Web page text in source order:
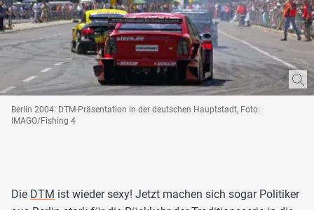
Berlin 2004: DTM-Präsentation in der deutschen Hauptstadt, Foto:
IMAGO/Fishing 4
Die DTM ist wieder sexy! Jetzt machen sich sogar Politiker